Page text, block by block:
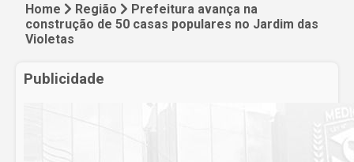
Home Região
Prefeitura avança na
construção de 50 casas populares no Jardim das
Violetas
Publicidade